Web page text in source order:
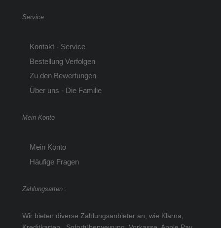
Service
Kontakt - Service
Bestellung Verfolgen
Zu den Bewertungen
Über uns - Die Familie
Mein Konto
Mein Konto
Häufige Fragen
Zahlungsarten :
Wir bieten diverse Zahlungsanbieter an, wie Klarna,